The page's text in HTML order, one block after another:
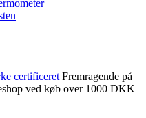
certificeret Fremragende på
ved køb over 1000 DKK